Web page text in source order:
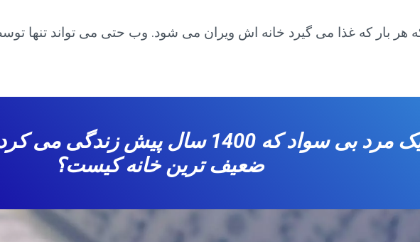
هر بار که غذا می گیرد خانه اش ویران می شود. وب حتی می تواند تنها توسط
چگونه یک مرد بی سواد که 1400 سال
ضعیف ترین خانه کیست؟